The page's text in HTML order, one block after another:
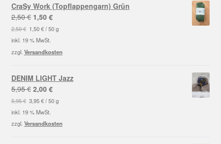
CraSy Work (Topflappengarn) Grün
2,50€ Ursprünglicher
Preis
war:
2,50 €
1,50 €Aktueller
Preis
1,50 €.
2,50€ 1,50€/50 g
inkl. 19 % MwSt.
zzgl. Versandkosten
DENIM LIGHT Jazz
5,95€ Ursprünglicher
Preis
war:
5,95 €
2,00 €Aktueller
Preis
2,00 €.
5,95€ 3,95€/50 g
inkl. 19 % MwSt.
zzgl. Versandkosten